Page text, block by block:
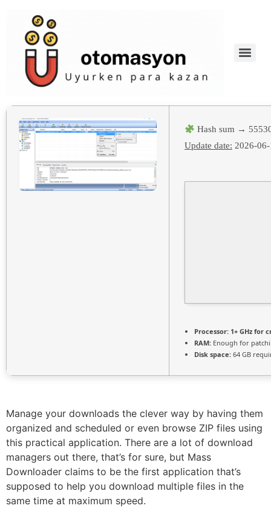
Hash sum →
Update date: 2026-
Processor: 1+ GHz for
RAM: Enough for
Disk space: 64 GB
Manage your downloads the clever way by having them
organized and scheduled or even browse ZIP files using
this practical application. There are a lot of download
managers out there, that’s for sure, but Mass
Downloader claims to be the first application that’s
supposed to help you download multiple files in the
same time at maximum speed.